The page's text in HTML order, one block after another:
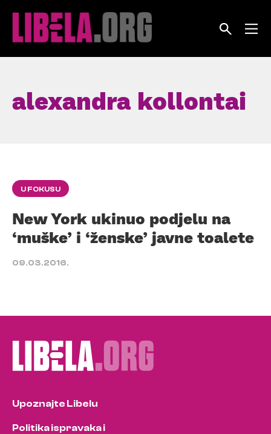
alexandra kollontai
U FOKUSU
New York ukinuo podjelu na
‘muške’ i ‘ženske’ javne toalete
09.03.2016.
Upoznajte Libelu
Politika ispravaka i